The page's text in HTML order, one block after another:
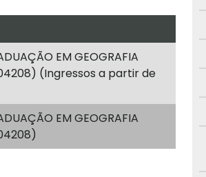
EM GEOGRAFIA
(Ingressos a partir de
EM GEOGRAFIA